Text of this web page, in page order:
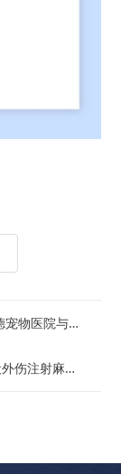
宜华生物合作
犬死亡，被罚